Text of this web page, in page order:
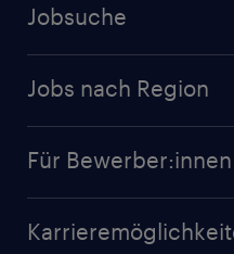
Jobsuche
Initiativbewerbung
Jobs nach Region
Für Bewerber:innen
Randstad Professional